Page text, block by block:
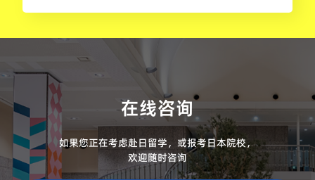
在线咨询
如果您正在考虑赴日留学，或报考日本院校，
欢迎随时咨询